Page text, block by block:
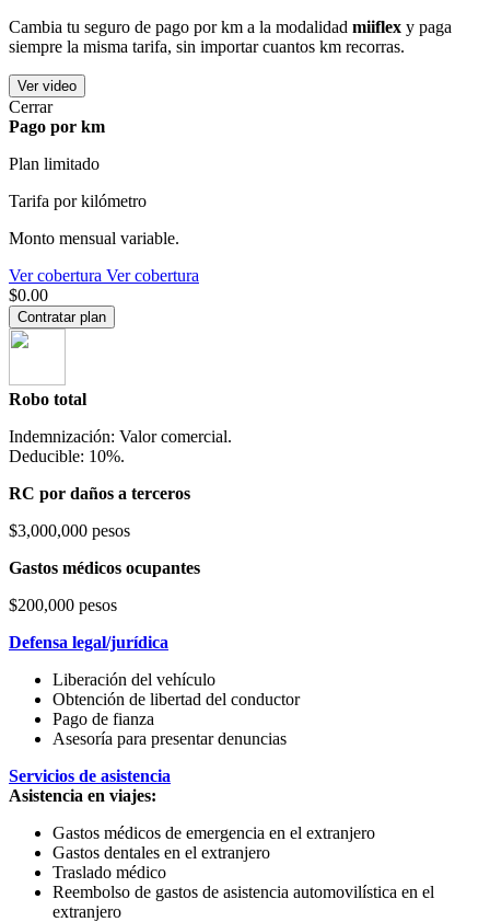
Cambia tu seguro de pago por km a la modalidad miiflex y paga
siempre la misma tarifa, sin importar cuantos km recorras.
Ver video
Cerrar
Pago por km
Plan limitado
Tarifa por kilómetro
Monto mensual variable.
Ver cobertura Ver cobertura
$0.00
Contratar plan
Robo total
Indemnización: Valor comercial.
Deducible: 10%.
RC por daños a terceros
$3,000,000 pesos
Gastos médicos ocupantes
$200,000 pesos
Defensa legal/jurídica
Liberación del vehículo
Obtención de libertad del conductor
Pago de fianza
Asesoría para presentar denuncias
Servicios de asistencia
Asistencia en viajes:
Gastos médicos de emergencia en el extranjero
Gastos dentales en el extranjero
Traslado médico
Reembolso de gastos de asistencia automovilística en el
extranjero